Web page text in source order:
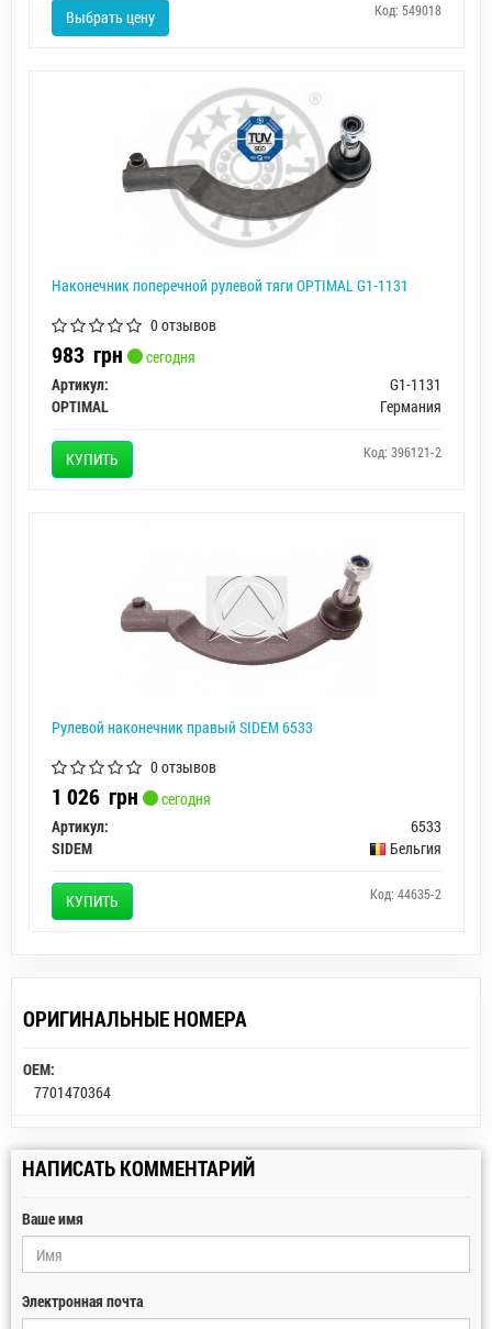
Выбрать цену Код: 549018
Наконечник поперечной рулевой тяги OPTIMAL G1-1131
0 отзывов
983 грн
сегодня
Артикул:
G1-1131
OPTIMAL
Германия
КУПИТЬ Код: 396121-2
Рулевой наконечник правый SIDEM 6533
0 отзывов
1 026 грн
сегодня
Артикул:
6533
SIDEM
Бельгия
КУПИТЬ Код: 44635-2
ОРИГИНАЛЬНЫЕ НОМЕРА
OEM:
7701470364
НАПИСАТЬ КОММЕНТАРИЙ
Ваше имя
Электронная почта